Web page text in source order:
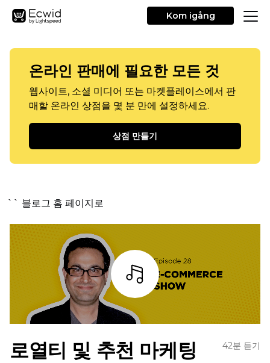
Kom igång
온라인 판매에 필요한 모든 것
웹사이트, 소셜 미디어 또는 마켓플레이스에서 판
매할 온라인 상점을 몇 분 만에 설정하세요.
상점 만들기
`` 블로그 홈 페이지로
조각
로열티 및 추천 마케팅 42분 듣기